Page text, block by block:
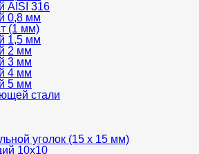
AISI 316
0,8 мм
(1 мм)
1,5 мм
2 мм
3 мм
4 мм
5 мм
стали
уголок (15 х 15 мм)
10х10